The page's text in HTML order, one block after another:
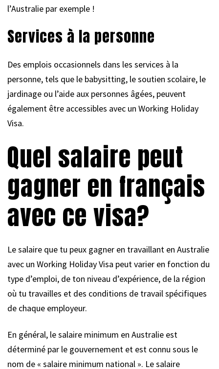
l’Australie par exemple !
Services à la personne
Des emplois occasionnels dans les services à la
personne, tels que le babysitting, le soutien scolaire, le
jardinage ou l’aide aux personnes âgées, peuvent
également être accessibles avec un Working Holiday
Visa.
Quel salaire peut
gagner en français
avec ce visa?
Le salaire que tu peux gagner en travaillant en Australie
avec un Working Holiday Visa peut varier en fonction du
type d’emploi, de ton niveau d’expérience, de la région
où tu travailles et des conditions de travail spécifiques
de chaque employeur.
En général, le salaire minimum en Australie est
déterminé par le gouvernement et est connu sous le
nom de « salaire minimum national ». Le salaire